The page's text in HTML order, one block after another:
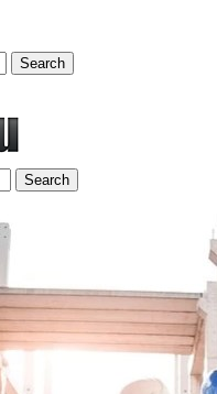
Search
Search